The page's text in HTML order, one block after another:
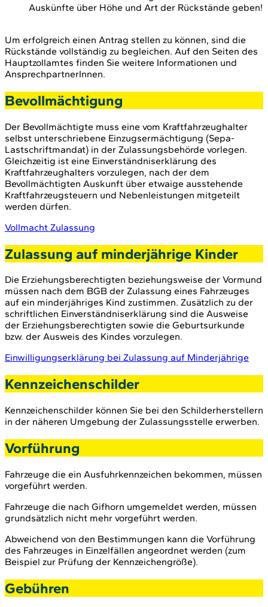
Auskünfte über Höhe und Art der Rückstände geben!
Um erfolgreich einen Antrag stellen zu können, sind die
Rückstände vollständig zu begleichen. Auf den Seiten des
Hauptzollamtes finden Sie weitere Informationen und
AnsprechpartnerInnen.
Bevollmächtigung
Der Bevollmächtigte muss eine vom Kraftfahrzeughalter
selbst unterschriebene Einzugsermächtigung (Sepa-
Lastschriftmandat) in der Zulassungsbehörde vorlegen.
Gleichzeitig ist eine Einverständniserklärung des
Kraftfahrzeughalters vorzulegen, nach der dem
Bevollmächtigten Auskunft über etwaige ausstehende
Kraftfahrzeugsteuern und Nebenleistungen mitgeteilt
werden dürfen.
Vollmacht Zulassung
Zulassung auf minderjährige Kinder
Die Erziehungsberechtigten beziehungsweise der Vormund
müssen nach dem BGB der Zulassung eines Fahrzeuges
auf ein minderjähriges Kind zustimmen. Zusätzlich zu der
schriftlichen Einverständniserklärung sind die Ausweise
der Erziehungsberechtigten sowie die Geburtsurkunde
bzw. der Ausweis des Kindes vorzulegen.
Einwilligungserklärung bei Zulassung auf Minderjährige
Kennzeichenschilder
Kennzeichenschilder können Sie bei den Schilderherstellern
in der näheren Umgebung der Zulassungsstelle erwerben.
Vorführung
Fahrzeuge die ein Ausfuhrkennzeichen bekommen, müssen
vorgeführt werden.
Fahrzeuge die nach Gifhorn umgemeldet werden, müssen
grundsätzlich nicht mehr vorgeführt werden.
Abweichend von den Bestimmungen kann die Vorführung
des Fahrzeuges in Einzelfällen angeordnet werden (zum
Beispiel zur Prüfung der Kennzeichengröße).
Gebühren